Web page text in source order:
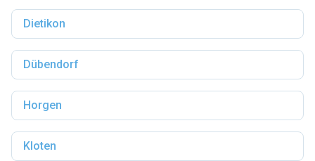
Dietikon
Dübendorf
Horgen
Kloten